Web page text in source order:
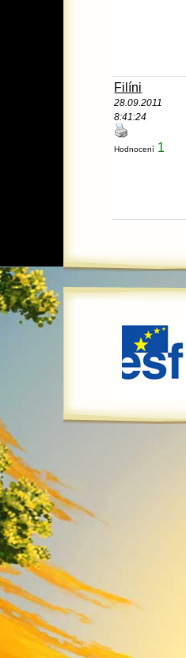
Filíni
28.09.2011
8:41:24
Hodnocení 1